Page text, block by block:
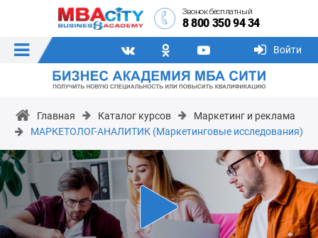
Звонок бесплатный
8 800 350 94 34
Войти
Главная Каталог курсов
Маркетинг и реклама
МАРКЕТОЛОГ-АНАЛИТИК (Маркетинговые исследования)